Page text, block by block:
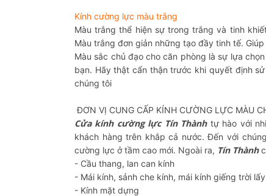
Kính cường lực màu trắng
Màu trắng thể hiện sự trong trắng và tinh
Màu trắng đơn giản những tạo đầy tinh tế.
Màu sắc chủ đạo cho căn phòng là sự lựa
bạn. Hãy thật cẩn thận trước khi quyết định
chúng tôi
ĐƠN VỊ CUNG CẤP KÍNH CƯỜNG LỰC MÀU
Cửa kính cường lực Tín Thànhtự hào với
khách hàng trên khắp cả nước. Đến với
cường lực ở tầm cao mới. Ngoài ra, Tín Thành
- Cầu thang, lan can kính
- Mái kính, sảnh che kính, mái kính giếng trời
- Kính mặt dựng